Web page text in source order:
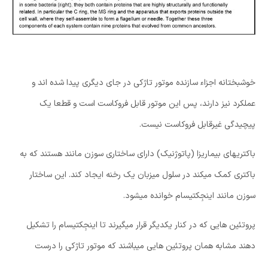
خوشبختانه اجزاء سازنده موتور تاژکی در جای دیگری پیدا شده اند و
عملکرد نیز دارند، پس این موتور قابل فروکاست است و قطعا یک
پیچیدگی غیرقابل فروکاست نیست.
باکتریهای بیماریزا (پاتوژنیک) دارای ساختاری سوزن مانند هستند که به
باکتری کمک میکند در سلول میزبان یک رخنه ایجاد کند. این ساختار
سوزن مانند اینجِکتیسام خوانده میشود.
پروتئین هایی که در کنار یکدیگر قرار میگیرند تا اینجِکتیسام را تشکیل
دهند مشابه همان پروتئین هایی میباشند که موتور تاژکی را درست